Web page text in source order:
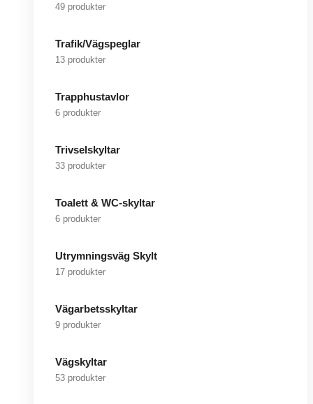
49 produkter
Trafik/Vägspeglar
13 produkter
Trapphustavlor
6 produkter
Trivselskyltar
33 produkter
Toalett & WC-skyltar
6 produkter
Utrymningsväg Skylt
17 produkter
Vägarbetsskyltar
9 produkter
Vägskyltar
53 produkter